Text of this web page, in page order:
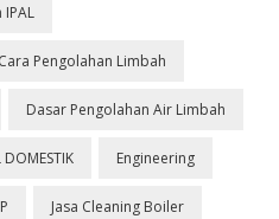
Cara Pengolahan Limbah
Dasar Pengolahan Air Limbah
DOMESTIK Engineering
Jasa Cleaning Boiler